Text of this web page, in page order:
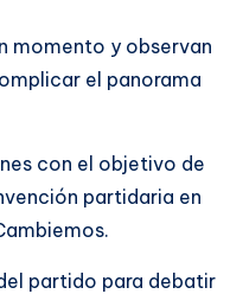
momento y observan
el panorama
con el objetivo de
partidaria en
partido para debatir